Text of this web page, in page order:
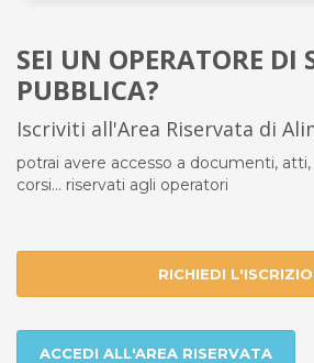
SEI UN OPERATORE DI
PUBBLICA?
Iscriviti all'Area Riservata di
potrai avere accesso a documenti,
corsi... riservati agli operatori
RICHIEDI
ACCEDI ALL'AREA RISERVATA